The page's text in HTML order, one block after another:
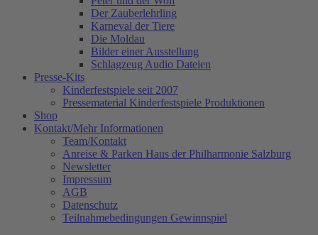
Der Zauberlehrling
Karneval der Tiere
Die Moldau
Bilder einer Ausstellung
Schlagzeug Audio Dateien
Presse-Kits
Kinderfestspiele seit 2007
Pressematerial Kinderfestspiele Produktionen
Shop
Kontakt/Mehr Informationen
Team/Kontakt
Anreise & Parken Haus der Philharmonie Salzburg
Newsletter
Impressum
AGB
Datenschutz
Teilnahmebedingungen Gewinnspiel